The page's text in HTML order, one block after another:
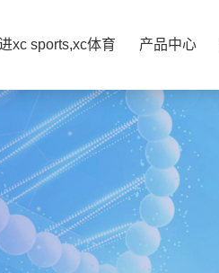
xc sports,xc体育 产品中心